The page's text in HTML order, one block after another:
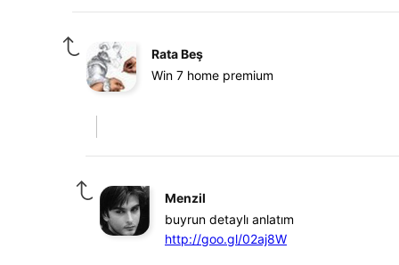
Rata Beş
Win 7 home premium
Menzil
buyrun detaylı anlatım
http://goo.gl/02aj8W